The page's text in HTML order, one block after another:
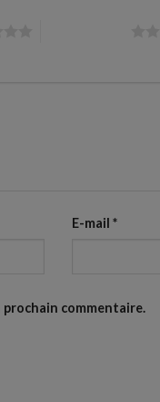
E-mail *
commentaire.